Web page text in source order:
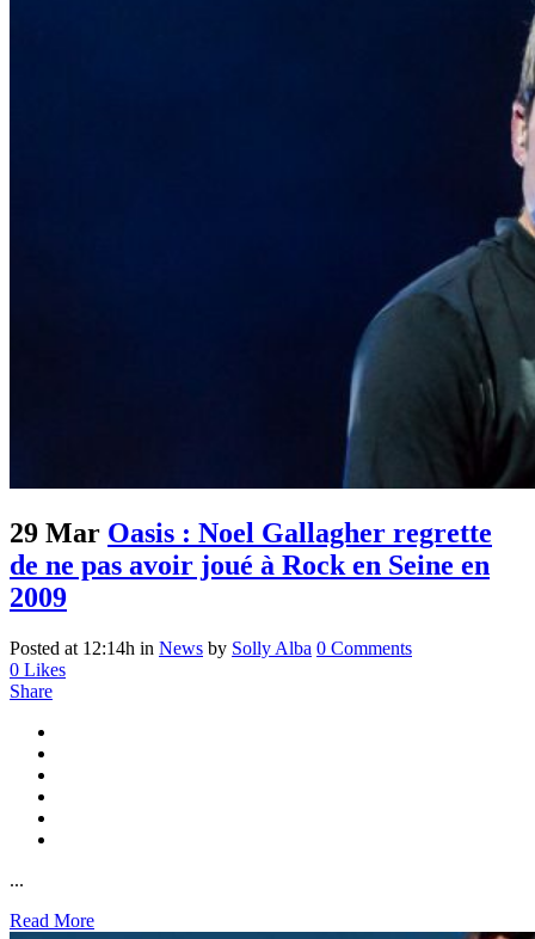
29 Mar Oasis : Noel Gallagher regrette
de ne pas avoir joué à Rock en Seine en
2009
Posted at 12:14h in News by Solly Alba 0 Comments
0 Likes
Share
...
Read More